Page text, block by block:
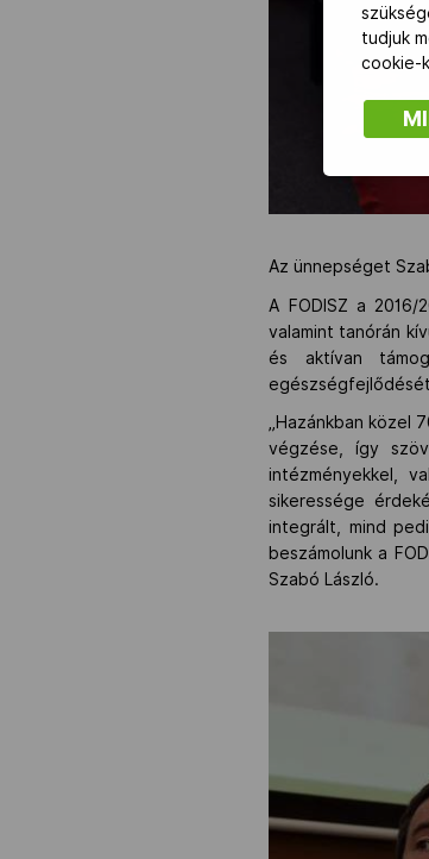
Az ünnepséget
A FODISZ a
valamint tanórán
és aktívan
„Hazánkban közel
végzése, így
intézményekkel,
sikeressége
integrált, mind
beszámolunk a
Szabó László.
tudjuk
cookie-